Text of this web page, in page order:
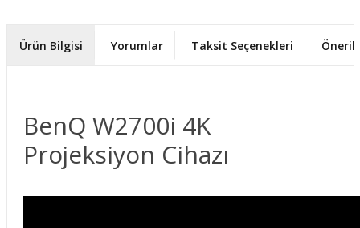
Ürün Bilgisi Yorumlar Taksit Seçenekleri
BenQ W2700i 4K
Projeksiyon Cihazı